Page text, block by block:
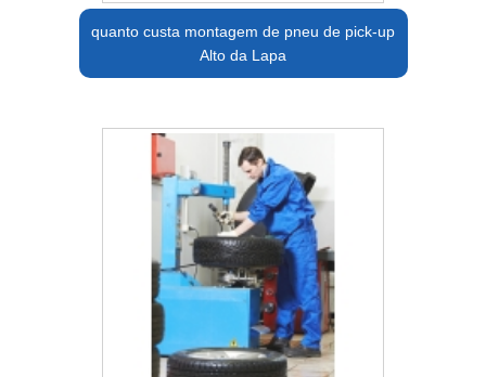
quanto custa montagem de pneu de pick-up
Alto da Lapa